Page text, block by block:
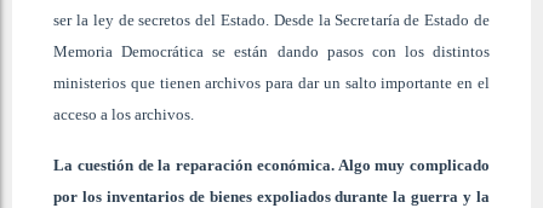
ser la ley de secretos del Estado. Desde la Secretaría de Estado de
Memoria Democrática se están dando pasos con los distintos
ministerios que tienen archivos para dar un salto importante en el
acceso a los archivos.
La cuestión de la reparación económica. Algo muy complicado
por los inventarios de bienes expoliados durante la guerra y la